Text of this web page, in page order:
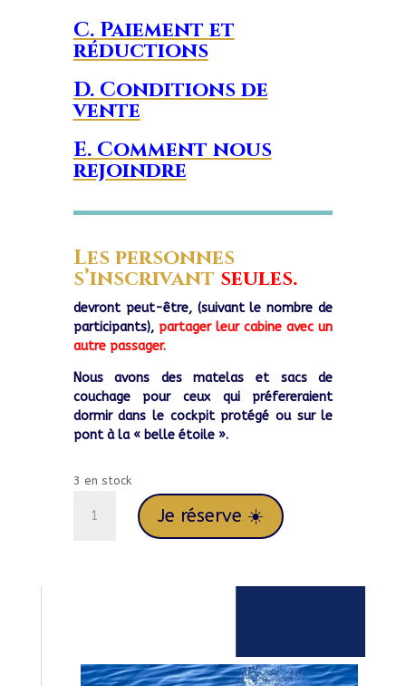
C. Paiement et
réductions
D. Conditions de
vente
E. Comment nous
rejoindre
Les personnes
s’inscrivant seules.
devront peut-être, (suivant le nombre de
participants),partager leur cabine avec un
autre passager.
Nous avons des matelas et sacs de
couchage pour ceux qui préfereraient
dormir dans le cockpit protégé ou sur le
pont à la « belle étoile ».
3 en stock
Je réserve ☀️